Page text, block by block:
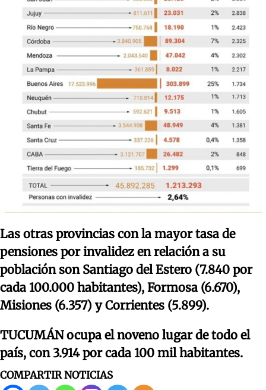
Las otras provincias con la mayor tasa de
pensiones por invalidez en relación a su
población son Santiago del Estero (7.840 por
cada 100.000 habitantes), Formosa (6.670),
Misiones (6.357) y Corrientes (5.899).
TUCUMÁN ocupa el noveno lugar de todo el
país, con 3.914 por cada 100 mil habitantes.
COMPARTIR NOTICIAS